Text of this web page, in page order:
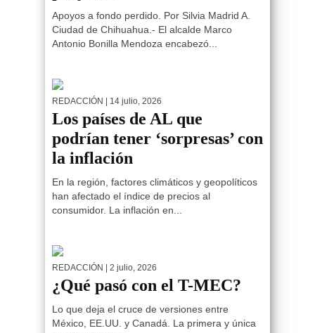
Apoyos a fondo perdido. Por Silvia Madrid A.
Ciudad de Chihuahua.- El alcalde Marco
Antonio Bonilla Mendoza encabezó...
REDACCIÓN | 14 julio, 2026
Los países de AL que
podrían tener ‘sorpresas’ con
la inflación
En la región, factores climáticos y geopolíticos
han afectado el índice de precios al
consumidor. La inflación en...
REDACCIÓN | 2 julio, 2026
¿Qué pasó con el T-MEC?
Lo que deja el cruce de versiones entre
México, EE.UU. y Canadá. La primera y única